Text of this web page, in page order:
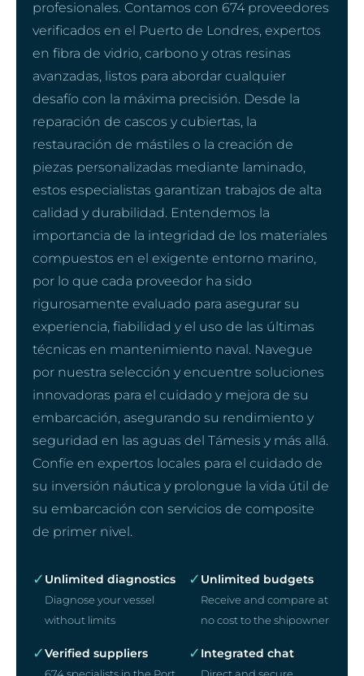
profesionales. Contamos con 674 proveedores
verificados en el Puerto de Londres, expertos
en fibra de vidrio, carbono y otras resinas
avanzadas, listos para abordar cualquier
desafío con la máxima precisión. Desde la
reparación de cascos y cubiertas, la
restauración de mástiles o la creación de
piezas personalizadas mediante laminado,
estos especialistas garantizan trabajos de alta
calidad y durabilidad. Entendemos la
importancia de la integridad de los materiales
compuestos en el exigente entorno marino,
por lo que cada proveedor ha sido
rigurosamente evaluado para asegurar su
experiencia, fiabilidad y el uso de las últimas
técnicas en mantenimiento naval. Navegue
por nuestra selección y encuentre soluciones
innovadoras para el cuidado y mejora de su
embarcación, asegurando su rendimiento y
seguridad en las aguas del Támesis y más allá.
Confíe en expertos locales para el cuidado de
su inversión náutica y prolongue la vida útil de
su embarcación con servicios de composite
de primer nivel.
✓ Unlimited diagnostics
Diagnose your vessel
without limits
✓ Unlimited budgets
Receive and compare at
no cost to the shipowner
✓Verified suppliers ✓ Integrated chat